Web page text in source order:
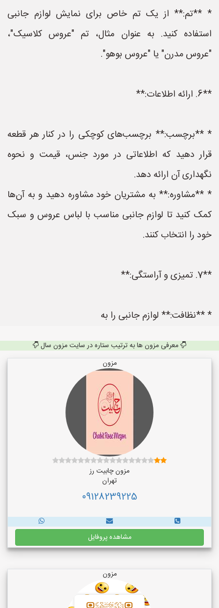
* **تم:** از یک تم خاص برای نمایش لوازم جانبی
استفاده کنید. به عنوان مثال، تم "عروس کلاسیک"،
"عروس مدرن" یا "عروس بوهو".
**6. ارائه اطلاعات:**
* **برچسب:** برچسب‌های کوچکی را در کنار هر قطعه
قرار دهید که اطلاعاتی در مورد جنس، قیمت و نحوه
نگهداری آن ارائه دهد.
* **مشاوره:** به مشتریان خود مشاوره دهید و به آن‌ها
کمک کنید تا لوازم جانبی مناسب با لباس عروس و سبک
خود را انتخاب کنند.
**7. تمیزی و آراستگی:**
* **نظافت:** لوازم جانبی را به
معرفی مزون ها به ترتیب ستاره در سایت مزون سال
مزون
مزون چابیت رز
تهران
09128239225
مشاهده پروفایل
مزون